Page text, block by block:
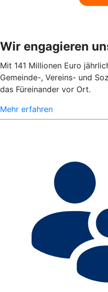
Wir engagieren
Mit 141 Millionen Euro
Gemeinde-, Vereins- und
das Füreinander vor Ort.
Mehr erfahren